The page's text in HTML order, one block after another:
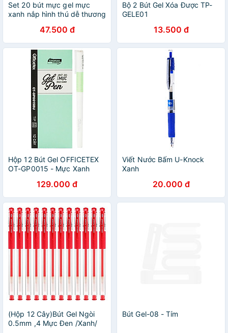
Set 20 bút mực gel mực
xanh nắp hình thú dễ thương
47.500 đ
Bộ 2 Bút Gel Xóa Được TP-
GELE01
13.500 đ
Hộp 12 Bút Gel OFFICETEX
OT-GP0015 - Mực Xanh
129.000 đ
Viết Nước Bấm U-Knock
Xanh
20.000 đ
(Hộp 12 Cây)Bút Gel Ngòi
0.5mm ,4 Mực Đen /Xanh/
Bút Gel-08 - Tím